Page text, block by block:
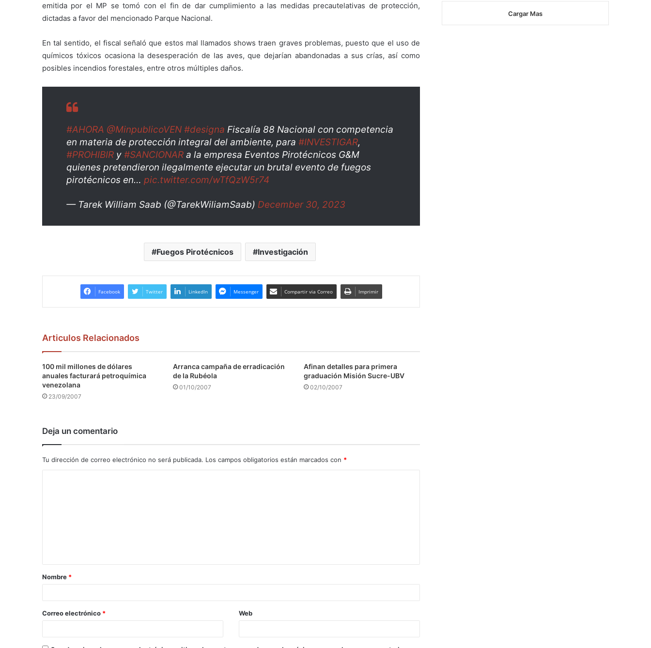
emitida por el MP se tomó con el fin de dar cumplimiento a las medidas precautelativas de protección,
dictadas a favor del mencionado Parque Nacional.
En tal sentido, el fiscal señaló que estos mal llamados shows traen graves problemas, puesto que el uso de
químicos tóxicos ocasiona la desesperación de las aves, que dejarían abandonadas a sus crías, así como
posibles incendios forestales, entre otros múltiples daños.
#AHORA @MinpublicoVEN #designa Fiscalía 88 Nacional con competencia
en materia de protección integral del ambiente, para #INVESTIGAR,
#PROHIBIR y #SANCIONAR a la empresa Eventos Pirotécnicos G&M
quienes pretendieron ilegalmente ejecutar un brutal evento de fuegos
pirotécnicos en… pic.twitter.com/wTfQzW5r74
— Tarek William Saab (@TarekWiliamSaab) December 30, 2023
Fuegos Pirotécnicos Investigación
Facebook Twitter LinkedIn Messenger Compartir via Correo Imprimir
Articulos Relacionados
100 mil millones de dólares
anuales facturará petroquímica
venezolana
23/09/2007
Arranca campaña de erradicación
de la Rubéola
01/10/2007
Afinan detalles para primera
graduación Misión Sucre-UBV
02/10/2007
Deja un comentario
Tu dirección de correo electrónico no será publicada. Los campos obligatorios están marcados con *
a
r
*
Nombre *
Correo electrónico * Web
Cargar Mas